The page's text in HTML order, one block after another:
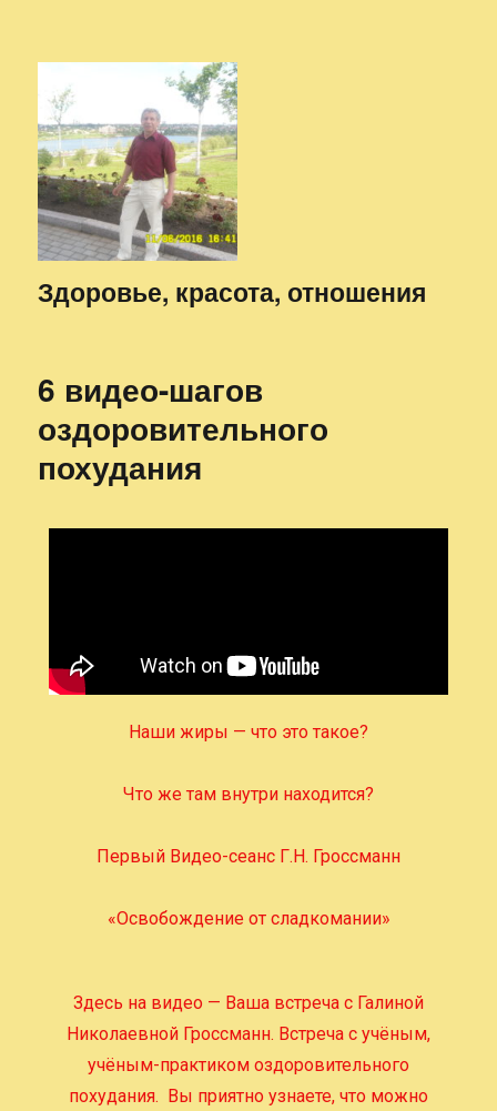
Здоровье, красота, отношения
6 видео-шагов
оздоровительного
похудания
Наши жиры — что это такое?
Что же там внутри находится?
Первый Видео-сеанс Г.Н. Гроссманн
«Освобождение от сладкомании»
Здесь на видео — Ваша встреча с Галиной
Николаевной Гроссманн. Встреча с учёным,
учёным-практиком оздоровительного
похудания. Вы приятно узнаете, что можно